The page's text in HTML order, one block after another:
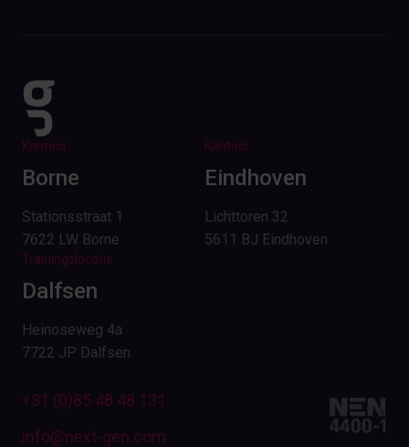
Kantoor
Borne
Stationsstraat 1
7622 LW Borne
Kantoor
Eindhoven
Lichttoren 32
5611 BJ Eindhoven
Trainingslocatie
Dalfsen
Heinoseweg 4a
7722 JP Dalfsen
+31 (0)85 48 48 131
info@next-gen.com